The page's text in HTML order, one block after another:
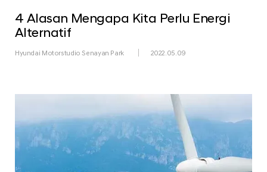
4 Alasan Mengapa Kita Perlu Energi
Alternatif
Hyundai Motorstudio Senayan Park 2022.05.09